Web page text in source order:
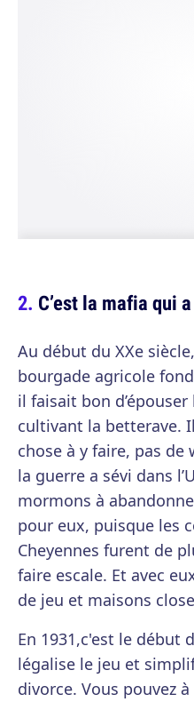
C’est la mafia qui
Au début du XXe
bourgade agricole
il faisait bon
cultivant la betterave.
chose à y faire, pas
la guerre a sévi dans
mormons à
pour eux, puisque les
Cheyennes furent de
faire escale. Et avec
de jeu et maisons
En 1931,c'est le début
légalise le jeu et
divorce. Vous pouvez